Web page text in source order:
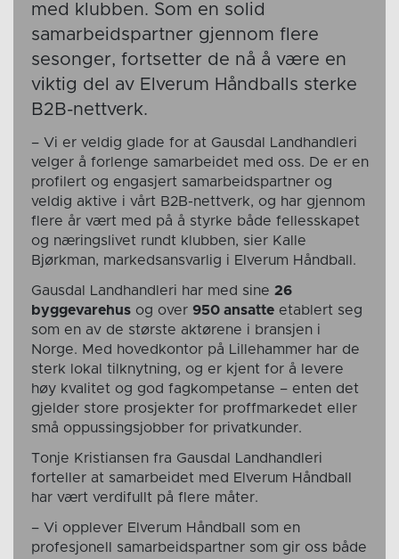
med klubben. Som en solid
samarbeidspartner gjennom flere
sesonger, fortsetter de nå å være en
viktig del av Elverum Håndballs sterke
B2B-nettverk.
– Vi er veldig glade for at Gausdal Landhandleri
velger å forlenge samarbeidet med oss. De er en
profilert og engasjert samarbeidspartner og
veldig aktive i vårt B2B-nettverk, og har gjennom
flere år vært med på å styrke både fellesskapet
og næringslivet rundt klubben, sier Kalle
Bjørkman, markedsansvarlig i Elverum Håndball.
Gausdal Landhandleri har med sine 26
byggevarehusog over 950 ansatteetablert seg
som en av de største aktørene i bransjen i
Norge. Med hovedkontor på Lillehammer har de
sterk lokal tilknytning, og er kjent for å levere
høy kvalitet og god fagkompetanse – enten det
gjelder store prosjekter for proffmarkedet eller
små oppussingsjobber for privatkunder.
Tonje Kristiansen fra Gausdal Landhandleri
forteller at samarbeidet med Elverum Håndball
har vært verdifullt på flere måter.
– Vi opplever Elverum Håndball som en
profesjonell samarbeidspartner som gir oss både